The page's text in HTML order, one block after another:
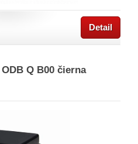
Detail
Q B00 čierna